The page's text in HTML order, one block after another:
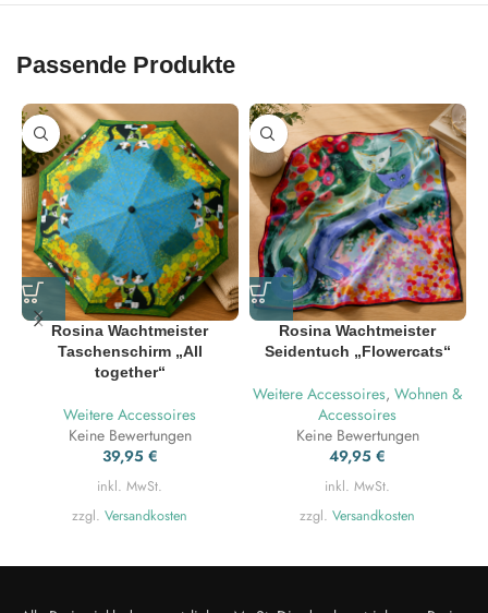
Passende Produkte
Rosina Wachtmeister
Taschenschirm „All
together“
Weitere Accessoires
Keine Bewertungen
39,95 €
inkl. MwSt.
zzgl.Versandkosten
Rosina Wachtmeister
Seidentuch „Flowercats“
Weitere Accessoires, Wohnen &
Accessoires
Keine Bewertungen
49,95€
inkl. MwSt.
zzgl.Versandkosten